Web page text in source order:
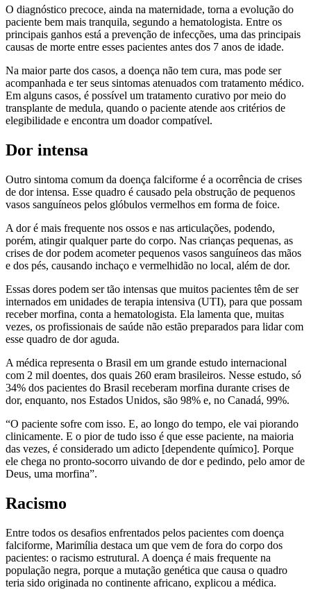
O diagnóstico precoce, ainda na maternidade, torna a evolução do
paciente bem mais tranquila, segundo a hematologista. Entre os
principais ganhos está a prevenção de infecções, uma das principais
causas de morte entre esses pacientes antes dos 7 anos de idade.
Na maior parte dos casos, a doença não tem cura, mas pode ser
acompanhada e ter seus sintomas atenuados com tratamento médico.
Em alguns casos, é possível um tratamento curativo por meio do
transplante de medula, quando o paciente atende aos critérios de
elegibilidade e encontra um doador compatível.
Dor intensa
Outro sintoma comum da doença falciforme é a ocorrência de crises
de dor intensa. Esse quadro é causado pela obstrução de pequenos
vasos sanguíneos pelos glóbulos vermelhos em forma de foice.
A dor é mais frequente nos ossos e nas articulações, podendo,
porém, atingir qualquer parte do corpo. Nas crianças pequenas, as
crises de dor podem acometer pequenos vasos sanguíneos das mãos
e dos pés, causando inchaço e vermelhidão no local, além de dor.
Essas dores podem ser tão intensas que muitos pacientes têm de ser
internados em unidades de terapia intensiva (UTI), para que possam
receber morfina, conta a hematologista. Ela lamenta que, muitas
vezes, os profissionais de saúde não estão preparados para lidar com
esse quadro de dor aguda.
A médica representa o Brasil em um grande estudo internacional
com 2 mil doentes, dos quais 260 eram brasileiros. Nesse estudo, só
34% dos pacientes do Brasil receberam morfina durante crises de
dor, enquanto, nos Estados Unidos, são 98% e, no Canadá, 99%.
“O paciente sofre com isso. E, ao longo do tempo, ele vai piorando
clinicamente. E o pior de tudo isso é que esse paciente, na maioria
das vezes, é considerado um adicto [dependente químico]. Porque
ele chega no pronto-socorro uivando de dor e pedindo, pelo amor de
Deus, uma morfina”.
Racismo
Entre todos os desafios enfrentados pelos pacientes com doença
falciforme, Marimília destaca um que vem de fora do corpo dos
pacientes: o racismo estrutural. A doença é mais frequente na
população negra, porque a mutação genética que causa o quadro
teria sido originada no continente africano, explicou a médica.